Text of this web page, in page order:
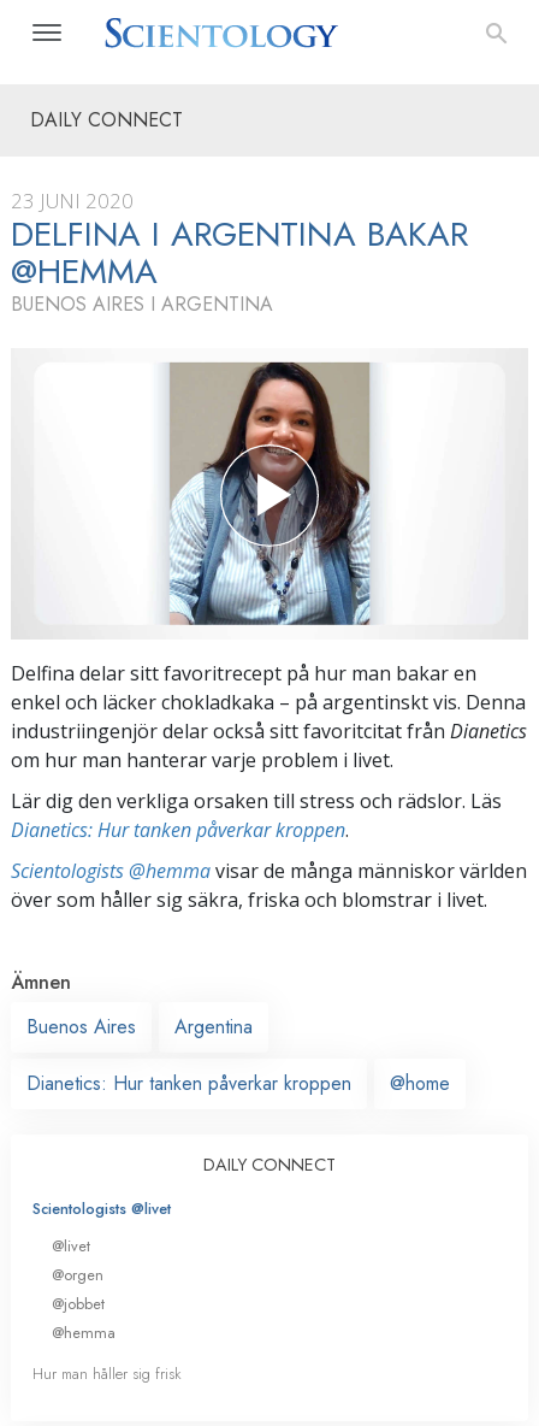
DAILY CONNECT
23 JUNI 2020
DELFINA I ARGENTINA BAKAR
@HEMMA
BUENOS AIRES I ARGENTINA
Delfina delar sitt favoritrecept på hur man bakar en
enkel och läcker chokladkaka – på argentinskt vis. Denna
industriingenjör delar också sitt favoritcitat från Dianetics
om hur man hanterar varje problem i livet.
Lär dig den verkliga orsaken till stress och rädslor. Läs
Dianetics: Hur tanken påverkar kroppen.
Scientologists @hemmavisar de många människor världen
över som håller sig säkra, friska och blomstrar i livet.
Ämnen
Buenos Aires
Argentina
Dianetics: Hur tanken påverkar kroppen @home
DAILY CONNECT
Scientologists @livet
@livet
@orgen
@jobbet
@hemma
Hur man håller sig frisk